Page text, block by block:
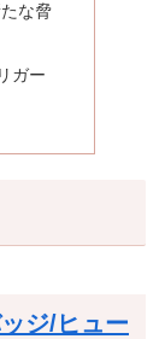
な脅
ガー
ジ/ヒュー